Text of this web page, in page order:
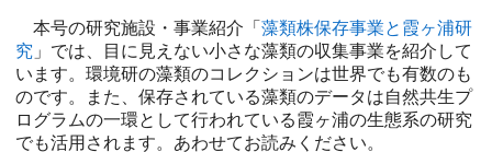
本号の研究施設・事業紹介「 藻類株保存事業と霞ヶ浦研
究 」では、目に見えない小さな藻類の収集事業を紹介して
います。環境研の藻類のコレクションは世界でも有数のも
のです。また、保存されている藻類のデータは自然共生プ
ログラムの一環として行われている霞ヶ浦の生態系の研究
でも活用されます。あわせてお読みください。